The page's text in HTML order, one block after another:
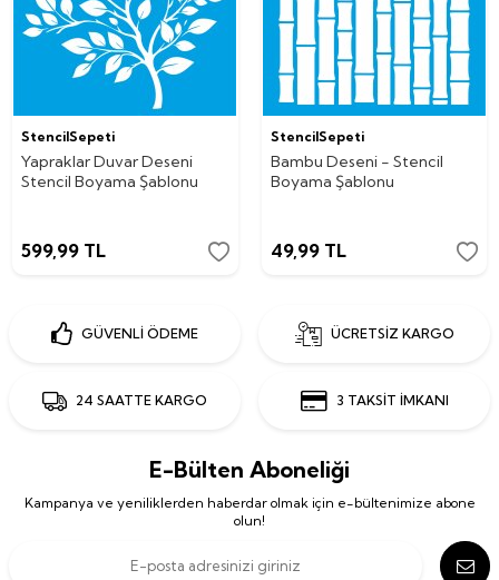
StencilSepeti
Yapraklar Duvar Deseni
Stencil Boyama Şablonu
599,99 TL
StencilSepeti
Bambu Deseni - Stencil
Boyama Şablonu
49,99TL
GÜVENLİ ÖDEME ÜCRETSİZ KARGO
24 SAATTE KARGO 3 TAKSİT İMKANI
E-Bülten Aboneliği
Kampanya ve yeniliklerden haberdar olmak için e-bültenimize abone
olun!